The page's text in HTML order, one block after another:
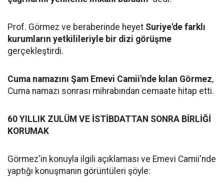
Prof. Görmez ve beraberinde heyet Suriye'de farklı
kurumların yetkilileriyle bir dizi görüşme
gerçekleştirdi.
Cuma namazını Şam Emevi Camii'nde kılan Görmez,
Cuma namazı sonrası mihrabından cemaate hitap etti.
60 YILLIK ZULÜM VE İSTİBDATTAN SONRA BİRLİĞİ
KORUMAK
Görmez'in konuyla ilgili açıklaması ve Emevi Camii'nde
yaptığı konuşmanın görüntüleri şöyle: